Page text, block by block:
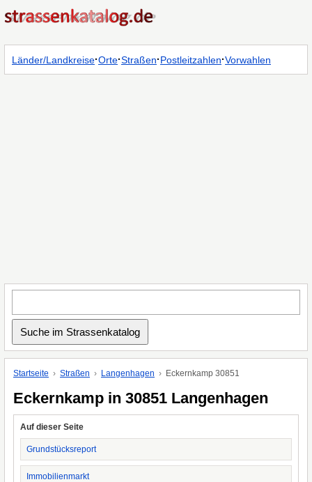
Länder/Landkreise·Orte·Straßen·Postleitzahlen·Vorwahlen
Startseite Straßen Langenhagen Eckernkamp 30851
Eckernkamp in 30851 Langenhagen
Auf dieser Seite
Grundstücksreport
Immobilienmarkt